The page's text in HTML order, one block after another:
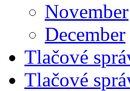
November
December
Tlačové
Tlačové